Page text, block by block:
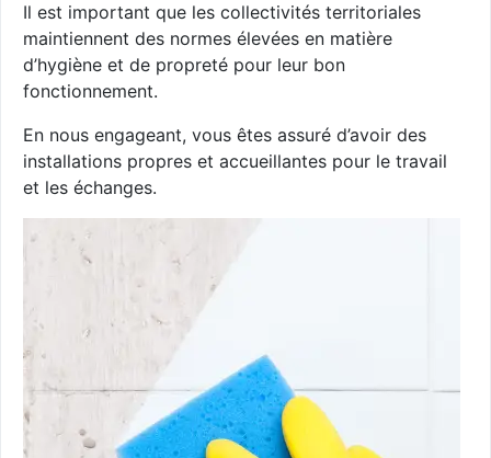
Il est important que les collectivités territoriales
maintiennent des normes élevées en matière
d’hygiène et de propreté pour leur bon
fonctionnement.
En nous engageant, vous êtes assuré d’avoir des
installations propres et accueillantes pour le travail
et les échanges.